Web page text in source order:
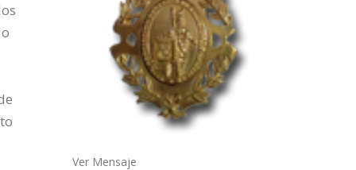
Ver Mensaje